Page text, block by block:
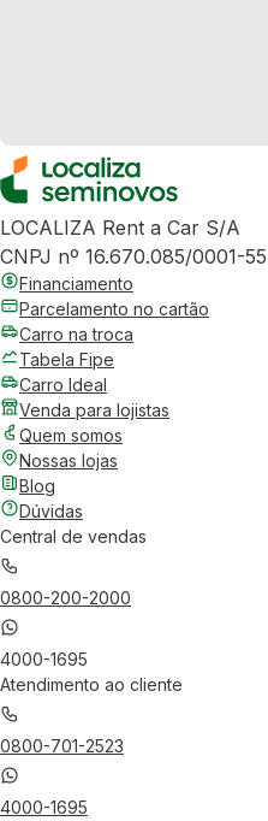
LOCALIZA Rent a Car S/A
CNPJ nº 16.670.085/0001-55
Financiamento
Parcelamento no cartão
Carro na troca
Tabela Fipe
Carro Ideal
Venda para lojistas
Quem somos
Nossas lojas
Blog
Dúvidas
Central de vendas
0800-200-2000
4000-1695
Atendimento ao cliente
0800-701-2523
4000-1695